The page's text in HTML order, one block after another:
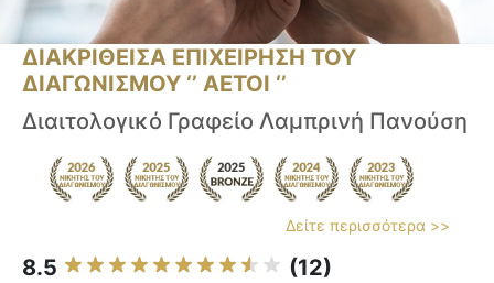
ΔΙΑΚΡΙΘΕΙΣΑ ΕΠΙΧΕΙΡΗΣΗ ΤΟΥ
ΔΙΑΓΩΝΙΣΜΟΥ ‘’ ΑΕΤΟΙ ‘’
Διαιτολογικό Γραφείο Λαμπρινή Πανούση
Δείτε περισσότερα >>
8.5 (12)